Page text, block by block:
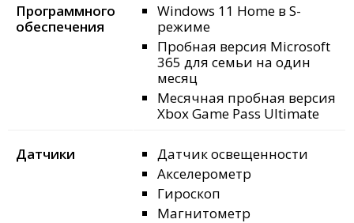
Программного
обеспечения
Windows 11 Home в S-
режиме
Пробная версия Microsoft
365 для семьи на один
месяц
Месячная пробная версия
Xbox Game Pass Ultimate
Датчики
Датчик освещенности
Акселерометр
Гироскоп
Магнитометр